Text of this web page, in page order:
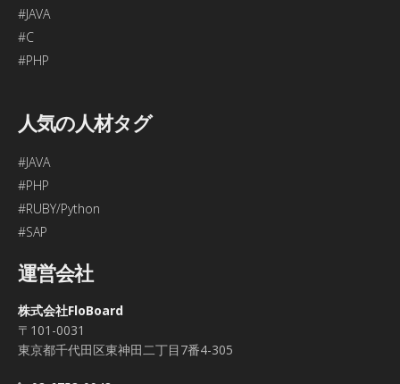
#JAVA
#C
#PHP
人気の人材タグ
#JAVA
#PHP
#RUBY/Python
#SAP
運営会社
株式会社FloBoard
〒101-0031
東京都千代田区東神田二丁目7番4-305